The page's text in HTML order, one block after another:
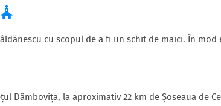
cu scopul de a fi un schit de maici. În mod
Dâmbovița, la aproximativ 22 km de Șoseaua de